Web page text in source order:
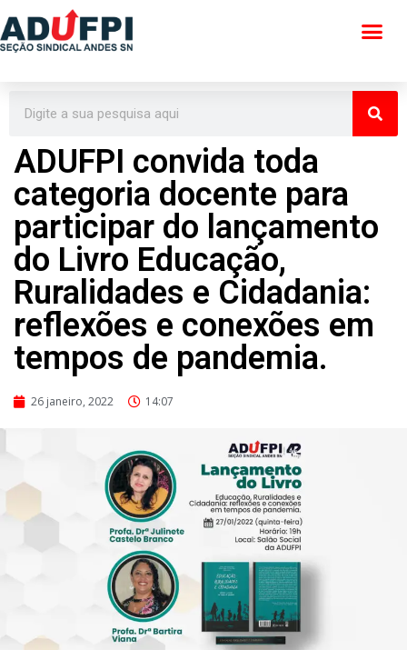
Pular
conteúdo
ADUFPI convida toda
categoria docente para
participar do lançamento
do Livro Educação,
Ruralidades e Cidadania:
reflexões e conexões em
tempos de pandemia.
26 janeiro, 2022 14:07